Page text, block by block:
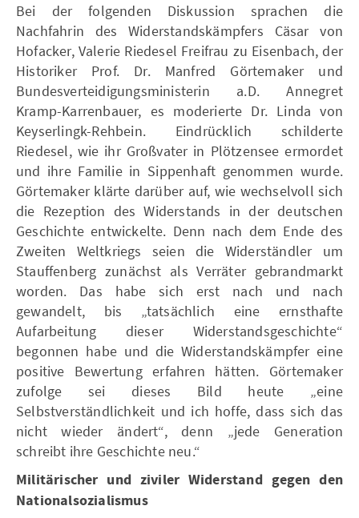
Bei der folgenden Diskussion sprachen die
Nachfahrin des Widerstandskämpfers Cäsar von
Hofacker, Valerie Riedesel Freifrau zu Eisenbach, der
Historiker Prof. Dr. Manfred Görtemaker und
Bundesverteidigungsministerin a.D. Annegret
Kramp-Karrenbauer, es moderierte Dr. Linda von
Keyserlingk-Rehbein. Eindrücklich schilderte
Riedesel, wie ihr Großvater in Plötzensee ermordet
und ihre Familie in Sippenhaft genommen wurde.
Görtemaker klärte darüber auf, wie wechselvoll sich
die Rezeption des Widerstands in der deutschen
Geschichte entwickelte. Denn nach dem Ende des
Zweiten Weltkriegs seien die Widerständler um
Stauffenberg zunächst als Verräter gebrandmarkt
worden. Das habe sich erst nach und nach
gewandelt, bis „tatsächlich eine ernsthafte
Aufarbeitung dieser Widerstandsgeschichte“
begonnen habe und die Widerstandskämpfer eine
positive Bewertung erfahren hätten. Görtemaker
zufolge sei dieses Bild heute „eine
Selbstverständlichkeit und ich hoffe, dass sich das
nicht wieder ändert“, denn „jede Generation
schreibt ihre Geschichte neu.“
Militärischer und ziviler Widerstand gegen den
Nationalsozialismus